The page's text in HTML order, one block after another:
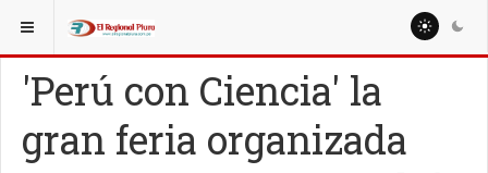
ESTÁ AQUÍ: MISCELANEAS
'Perú con Ciencia' la
gran feria organizada